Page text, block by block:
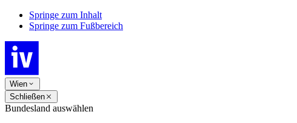
Springe zum Inhalt
Springe zum Fußbereich
Wien
Schließen
Bundesland auswählen